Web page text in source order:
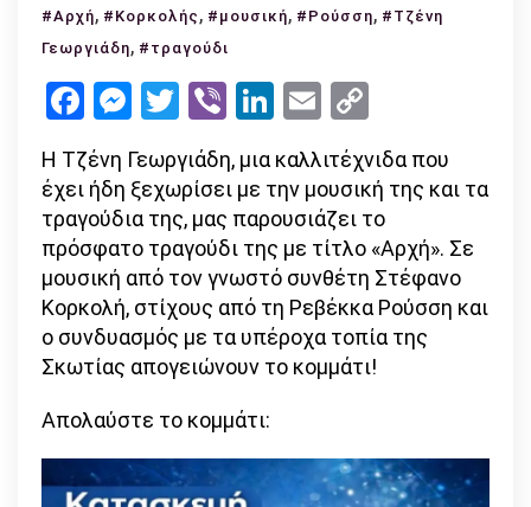
Ακούστε
την
από
Τζένη
Γεωργιάδη
με
γεύση
από
Σκωτία!
#Αρχή, #Κορκολής , #μουσική, #Ρούσση, #Τζένη
Γεωργιάδη, #τραγούδι
Facebook
Messenger
Twitter
ViberLinkedIn
Email
Link
Η Τζένη Γεωργιάδη, μια καλλιτέχνιδα που
έχει ήδη ξεχωρίσει με την μουσική της και τα
τραγούδια της, μας παρουσιάζει το
πρόσφατο τραγούδι της με τίτλο «Αρχή». Σε
μουσική από τον γνωστό συνθέτη Στέφανο
Κορκολή, στίχους από τη Ρεβέκκα Ρούσση και
ο συνδυασμός με τα υπέροχα τοπία της
Σκωτίας απογειώνουν το κομμάτι!
Απολαύστε το κομμάτι: